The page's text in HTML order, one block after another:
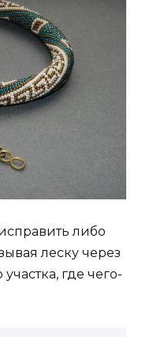
либо
леску через
где чего-